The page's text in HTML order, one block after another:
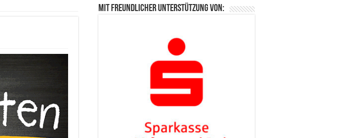
Mit freundlicher Unterstützung von: